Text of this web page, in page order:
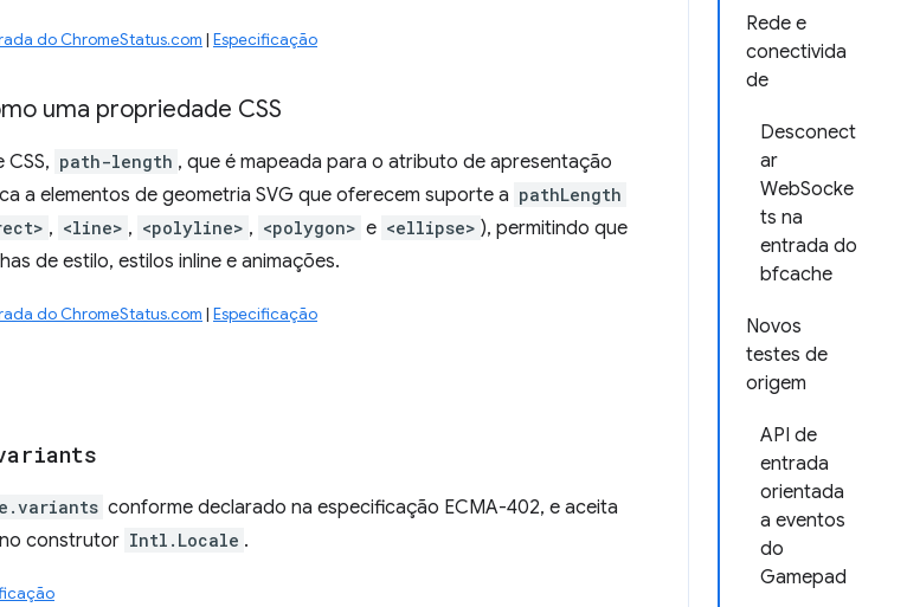
Rede e
conectivida
de
Desconect
ar
WebSocke
ts na
entrada do
bfcache
Novos
testes de
origem
API de
entrada
orientada
a eventos
do
Gamepad
do ChromeStatus.com | Especificação
uma propriedade CSS
path-length , que é mapeada para o atributo de apresentação
a elementos de geometria SVG que oferecem suporte a pathLength
, <line> , <polyline> , <polygon> e <ellipse> ), permitindo que
de estilo, estilos inline e animações.
do ChromeStatus.com | Especificação
conforme declarado na especificação ECMA-402, e aceita
construtor Intl.Locale .